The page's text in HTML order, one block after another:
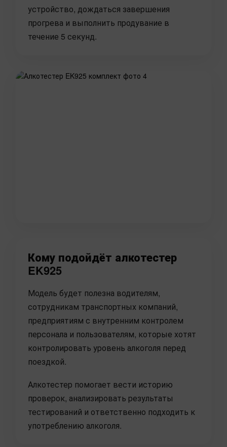
устройство, дождаться завершения
прогрева и выполнить продувание в
течение 5 секунд.
Кому подойдёт алкотестер
EK925
Модель будет полезна водителям,
сотрудникам транспортных компаний,
предприятиям с внутренним контролем
персонала и пользователям, которые хотят
контролировать уровень алкоголя перед
поездкой.
Алкотестер помогает вести историю
проверок, анализировать результаты
тестирований и ответственно подходить к
употреблению алкоголя.